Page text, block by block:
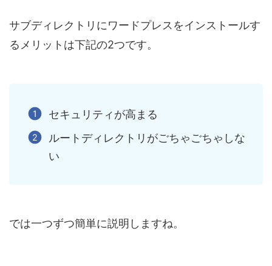
サブディレクトリにワードプレスをインストールす
るメリットは下記の2つです。
セキュリティが高まる
ルートディレクトリがごちゃごちゃしな
い
では一つずつ簡単に説明しますね。